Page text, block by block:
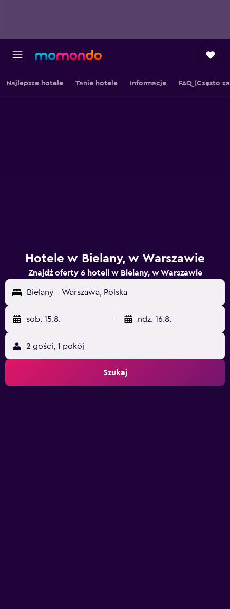
Najlepsze hotele Tanie hotele Informacje FAQ (Często
Hotele w Bielany, w Warszawie
Znajdź oferty 6 hoteli w Bielany, w Warszawie
Bielany - Warszawa, Polska
sob. 15.8. - ndz. 16.8.
2 gości, 1 pokój
Szukaj